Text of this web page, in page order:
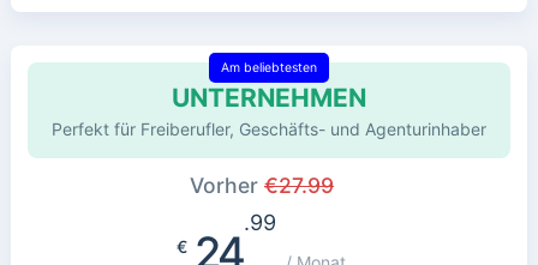
UNTERNEHMEN
Am beliebtesten
Perfekt für Freiberufler, Geschäfts- und Agenturinhaber
Vorher €27.99
€24
.99